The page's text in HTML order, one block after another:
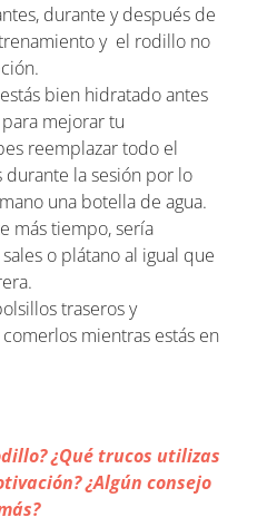
durante y después de
y el rodillo no
bien hidratado antes
mejorar tu
reemplazar todo el
la sesión por lo
una botella de agua.
más tiempo, sería
o plátano al igual que
traseros y
mientras estás en
¿Qué trucos utilizas
¿Algún consejo